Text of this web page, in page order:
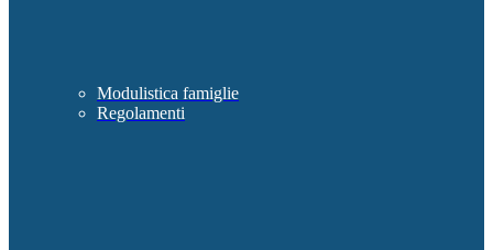
Modulistica famiglie
Regolamenti